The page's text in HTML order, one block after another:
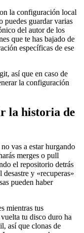
la configuración local
puedes guardar varias
del autor de los
que te has bajado de
específicas de ese
así que en caso de
la configuración
la historia de
vas a estar hurgando
merges o pull
el repositorio detrás
y «recuperas»
pueden haber
mientras tus
tu disco duro ha
así que clonas de